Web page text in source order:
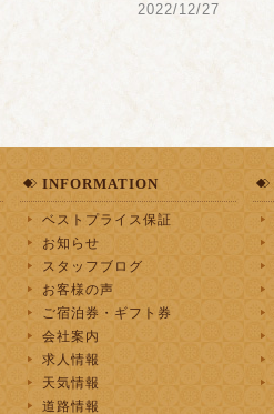
2022/12/27
INFORMATION
ベストプライス保証
お知らせ
スタッフブログ
お客様の声
ご宿泊券・ギフト券
会社案内
求人情報
天気情報
道路情報